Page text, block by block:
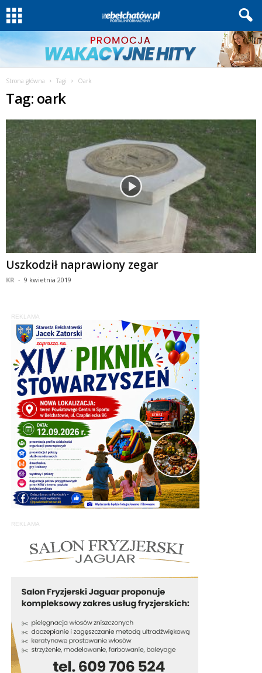
Strona główna Tagi Oark
Tag: oark
Uszkodził naprawiony zegar
KR - 9 kwietnia 2019
REKLAMA
REKLAMA